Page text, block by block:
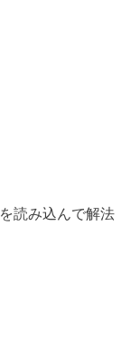
を読み込んで解法